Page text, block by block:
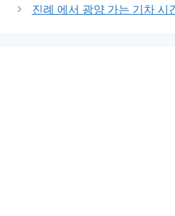
진례 에서 광양 가는 기차 시